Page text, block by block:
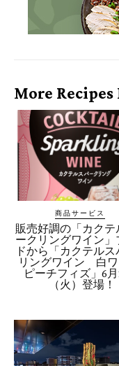
More
商品サービス
販売好調の「カクテ
ークリングワイン」
ドから「カクテルス
リングワイン 白ワ
ピーチフィズ」6月
（火）登場！